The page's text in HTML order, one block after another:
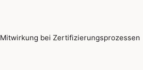
Mitwirkung bei Zertifizierungsprozessen